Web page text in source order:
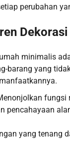
perubahan
minimalis
barang yang
pencahayaan
yang tenang